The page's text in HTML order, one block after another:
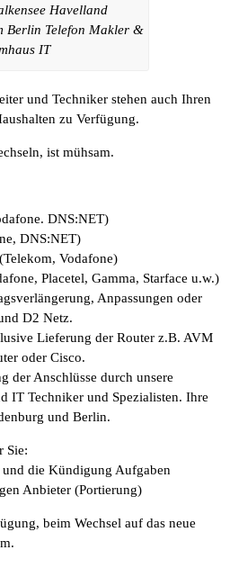
Havelland
Berlin Telefon Makler &
IT
und Techniker stehen auch Ihren
zu Verfügung.
ist mühsam.
DNS:NET)
DNS:NET)
Vodafone)
Placetel, Gamma, Starface u.w.)
Anpassungen oder
D2 Netz.
Lieferung der Router z.B. AVM
oder Cisco.
der Anschlüsse durch unsere
IT Techniker und Spezialisten. Ihre
und Berlin.
Sie:
die Kündigung Aufgaben
Anbieter (Portierung)
beim Wechsel auf das neue